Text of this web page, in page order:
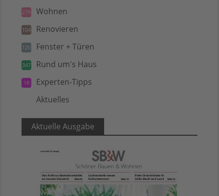
279 Wohnen
104 Renovieren
120 Fenster + Türen
347 Rund um's Haus
18 Experten-Tipps
Aktuelles
Aktuelle Ausgabe